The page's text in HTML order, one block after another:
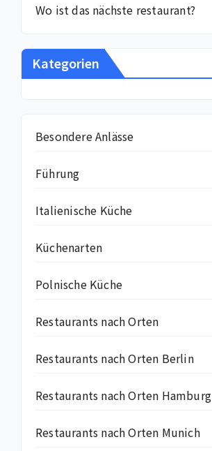
Wo ist das nächste restaurant?
Kategorien
Besondere Anlässe
Führung
Italienische Küche
Küchenarten
Polnische Küche
Restaurants nach Orten
Restaurants nach Orten Berlin
Restaurants nach Orten Hamburg
Restaurants nach Orten Munich